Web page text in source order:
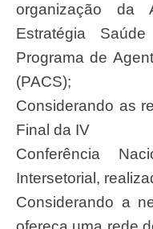
organização da
Estratégia
Programa de
(PACS);
Considerando as
Final da IV
Conferência
Intersetorial,
Considerando a